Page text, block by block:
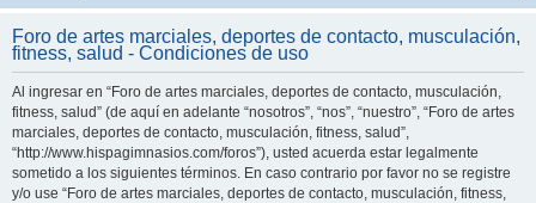
c
Foro de artes marciales, deportes de contacto, musculación,
fitness, salud - Condiciones de uso
Al ingresar en “Foro de artes marciales, deportes de contacto, musculación,
fitness, salud” (de aquí en adelante “nosotros”, “nos”, “nuestro”, “Foro de artes
marciales, deportes de contacto, musculación, fitness, salud”,
“http://www.hispagimnasios.com/foros”), usted acuerda estar legalmente
sometido a los siguientes términos. En caso contrario por favor no se registre
y/o use “Foro de artes marciales, deportes de contacto, musculación, fitness,